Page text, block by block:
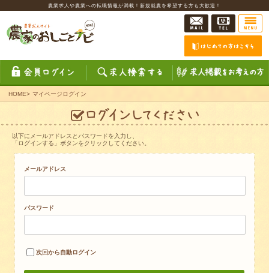
農業求人や農業への転職情報が満載！新規就農を希望する方も大歓迎！
HOME> マイページログイン
以下にメールアドレスとパスワードを入力し、
「ログインする」ボタンをクリックしてください。
メールアドレス
パスワード
次回から自動ログイン